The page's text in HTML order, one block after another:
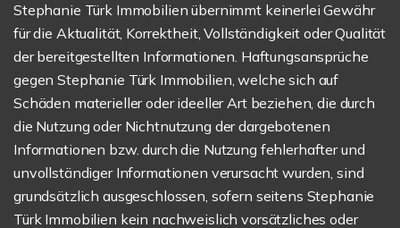
Stephanie Türk Immobilien übernimmt keinerlei Gewähr
für die Aktualität, Korrektheit, Vollständigkeit oder Qualität
der bereitgestellten Informationen. Haftungsansprüche
gegen Stephanie Türk Immobilien, welche sich auf
Schäden materieller oder ideeller Art beziehen, die durch
die Nutzung oder Nichtnutzung der dargebotenen
Informationen bzw. durch die Nutzung fehlerhafter und
unvollständiger Informationen verursacht wurden, sind
grundsätzlich ausgeschlossen, sofern seitens Stephanie
Türk Immobilien kein nachweislich vorsätzliches oder